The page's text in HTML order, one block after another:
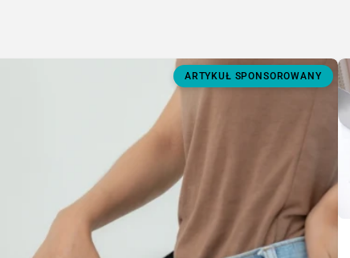
ARTYKUŁ SPONSOROWANY